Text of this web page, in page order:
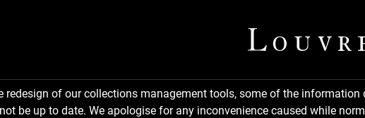
redesign of our collections management tools, some of the
be up to date. We apologise for any inconvenience caused while